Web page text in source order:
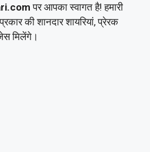
पर आपका स्वागत है! हमारी
की शानदार शायरियां, प्रेरक
मिलेंगे।